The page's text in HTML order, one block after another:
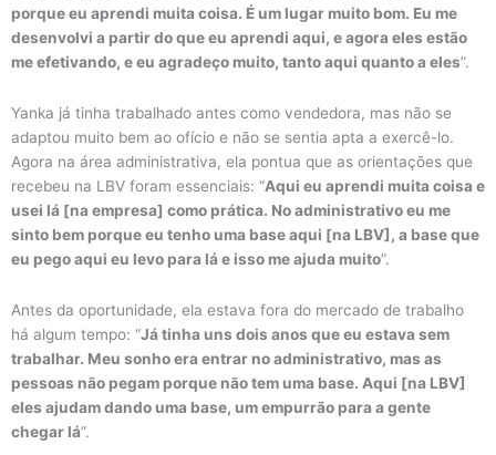
porque eu aprendi muita coisa. É um lugar muito bom. Eu me
desenvolvi a partir do que eu aprendi aqui, e agora eles estão
me efetivando, e eu agradeço muito, tanto aqui quanto a eles”.
Yanka já tinha trabalhado antes como vendedora, mas não se
adaptou muito bem ao ofício e não se sentia apta a exercê-lo.
Agora na área administrativa, ela pontua que as orientações que
recebeu na LBV foram essenciais: “Aqui eu aprendi muita coisa e
usei lá [na empresa] como prática. No administrativo eu me
sinto bem porque eu tenho uma base aqui [na LBV], a base que
eu pego aqui eu levo para lá e isso me ajuda muito”.
Antes da oportunidade, ela estava fora do mercado de trabalho
há algum tempo: “Já tinha uns dois anos que eu estava sem
trabalhar. Meu sonho era entrar no administrativo, mas as
pessoas não pegam porque não tem uma base. Aqui [na LBV]
eles ajudam dando uma base, um empurrão para a gente
chegar lá”.